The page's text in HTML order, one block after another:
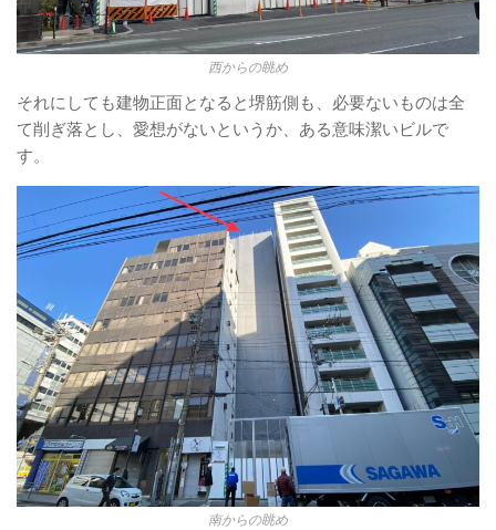
西からの眺め
それにしても建物正面となると堺筋側も、必要ないものは全
て削ぎ落とし、愛想がないというか、ある意味潔いビルで
す。
南からの眺め